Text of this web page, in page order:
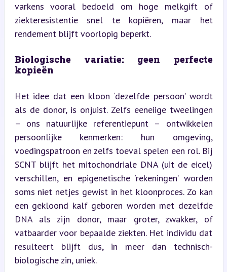
varkens vooral bedoeld om hoge melkgift of
ziekteresistentie snel te kopiëren, maar het
rendement blijft voorlopig beperkt.
Biologische variatie: geen perfecte
kopieën
Het idee dat een kloon ‘dezelfde persoon’ wordt
als de donor, is onjuist. Zelfs eeneiige tweelingen
– ons natuurlijke referentiepunt – ontwikkelen
persoonlijke kenmerken: hun omgeving,
voedingspatroon en zelfs toeval spelen een rol. Bij
SCNT blijft het mitochondriale DNA (uit de eicel)
verschillen, en epigenetische ‘rekeningen’ worden
soms niet netjes gewist in het kloonproces. Zo kan
een gekloond kalf geboren worden met dezelfde
DNA als zijn donor, maar groter, zwakker, of
vatbaarder voor bepaalde ziekten. Het individu dat
resulteert blijft dus, in meer dan technisch-
biologische zin, uniek.